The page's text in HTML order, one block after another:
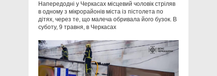
Напередодні у Черкасах місцевий чоловік стріляв
в одному з мікрорайонів міста із пістолета по
дітях, через те, що малеча обривала його бузок. В
суботу, 9 травня, в Черкасах